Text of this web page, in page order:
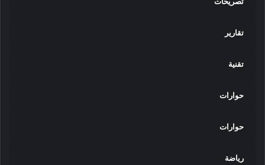
تقارير
تقنية
حوارات
حوارات
رياضة